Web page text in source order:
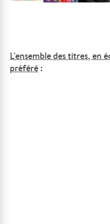
L'ensemble des titres, en
préféré :